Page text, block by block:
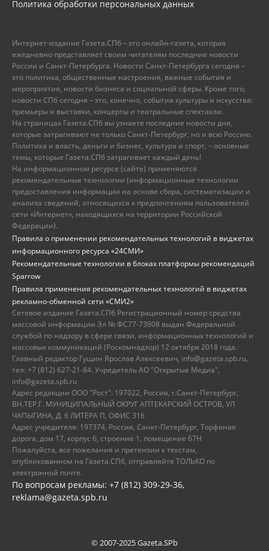
Политика обработки персональных данных
Интернет-издание Газета.СПб – это онлайн-газета, которая
ежедневно представляет своим читателям последние новости
России и Санкт-Петербурга. Новости Санкт-Петербурга сегодня –
это политика, общественные настроения, важные события и
мероприятия, новости бизнеса и социальной сферы. Кроме того,
новости СПб сегодня – это, конечно, события культуры и искусства:
премьеры и выставки, концерты и театральные спектакли.
На страницах Газета.СПб вы узнаете последние новости дня,
которые затрагивают не только Санкт-Петербург, но и всю Россию.
Политика и власть, деньги и бизнес, культура и спорт, – основные
темы, которые Газета.СПб затрагивает каждый день!
На информационном ресурсе (сайте) применяются
рекомендательные технологии (информационные технологии
предоставления информации на основе сбора, систематизации и
анализа сведений, относящихся к предпочтениям пользователей
сети «Интернет», находящихся на территории Российской
Федерации).
Правила о применении рекомендательных технологий в виджетах
информационного ресурса «24СМИ»
Рекомендательные технологии в блоках платформы рекомендаций
Sparrow
Правила применения рекомендательных технологий в виджетах
рекламно-обменной сети «СМИ2»
Сетевое издание Газета.СПб Регистрационный номер средства
массовой информации Эл № ФС77-73908 выдан Федеральной
службой по надзору в сфере связи, информационных технологий и
массовых коммуникаций (Роскомнадзор) 12 октября 2018 года.
Главный редактор Гущин Ярослав Алексеевич, info@gazeta.spb.ru,
тел: +7 (812) 627-21-84. Учредитель АО "Открытые Медиа",
info@gazeta.spb.ru
Адрес редакции ООО "Рост": 197022, Россия, г.Санкт-Петербург,
ВН.ТЕР.Г. МУНИЦИПАЛЬНЫЙ ОКРУГ АПТЕКАРСКИЙ ОСТРОВ, УЛ
ЧАПЫГИНА, Д. 6 ЛИТЕРА П, ОФИС 316
Адрес учредителя: 197374, Россия, Санкт-Петербург, Торфяная
дорога, дом 17, корпус 6, строение 1, помещение 67Н
Пожалуйста, все пожелания и претензии к текстам,
опубликованном на Газета.СПб, отправляйте ТОЛЬКО по
электронной почте.
По вопросам рекламы: +7 (812) 309-29-36,
reklama@gazeta.spb.ru
© 2007-2025 Gazeta.SPb